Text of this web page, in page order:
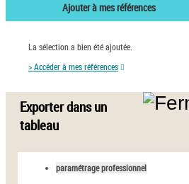
Ajouter à mes références
La sélection a bien été ajoutée.
> Accéder à mes références
Exporter dans un
tableau
paramétrage professionnel